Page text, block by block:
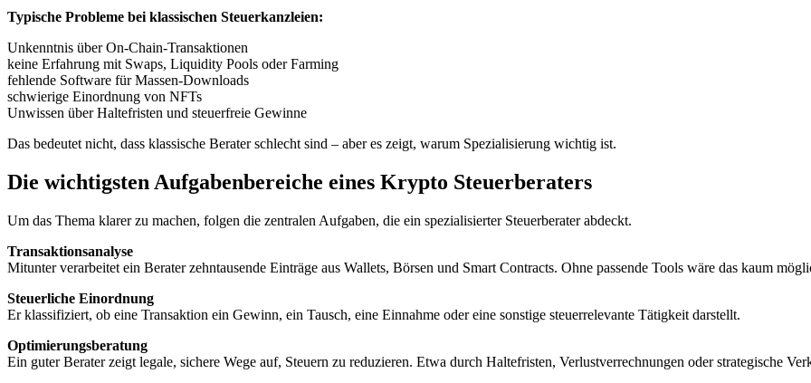
Typische Probleme bei klassischen Steuerkanzleien:
Unkenntnis über On-Chain-Transaktionen
keine Erfahrung mit Swaps, Liquidity Pools oder Farming
fehlende Software für Massen-Downloads
schwierige Einordnung von NFTs
Unwissen über Haltefristen und steuerfreie Gewinne
Das bedeutet nicht, dass klassische Berater schlecht sind – aber es zeigt, warum Spezialisierung wichtig ist.
Die wichtigsten Aufgabenbereiche eines Krypto Steuerberaters
Um das Thema klarer zu machen, folgen die zentralen Aufgaben, die ein spezialisierter Steuerberater abdeckt.
Transaktionsanalyse
Mitunter verarbeitet ein Berater zehntausende Einträge aus Wallets, Börsen und Smart Contracts. Ohne passende Tools wäre das kaum
Steuerliche Einordnung
Er klassifiziert, ob eine Transaktion ein Gewinn, ein Tausch, eine Einnahme oder eine sonstige steuerrelevante Tätigkeit darstellt.
Optimierungsberatung
Ein guter Berater zeigt legale, sichere Wege auf, Steuern zu reduzieren. Etwa durch Haltefristen, Verlustverrechnungen oder strategische